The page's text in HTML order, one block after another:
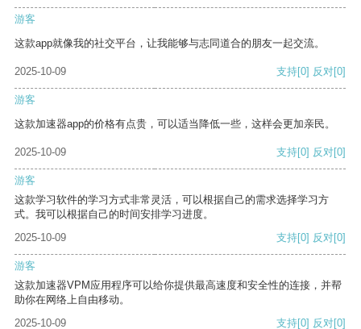
游客
这款app就像我的社交平台，让我能够与志同道合的朋友一起交流。
2025-10-09 支持[0] 反对[0]
游客
这款加速器app的价格有点贵，可以适当降低一些，这样会更加亲民。
2025-10-09 支持[0] 反对[0]
游客
这款学习软件的学习方式非常灵活，可以根据自己的需求选择学习方
式。我可以根据自己的时间安排学习进度。
2025-10-09
支持[0] 反对[0]
游客
这款加速器VPM应用程序可以给你提供最高速度和安全性的连接，并帮
助你在网络上自由移动。
2025-10-09
支持[0] 反对[0]